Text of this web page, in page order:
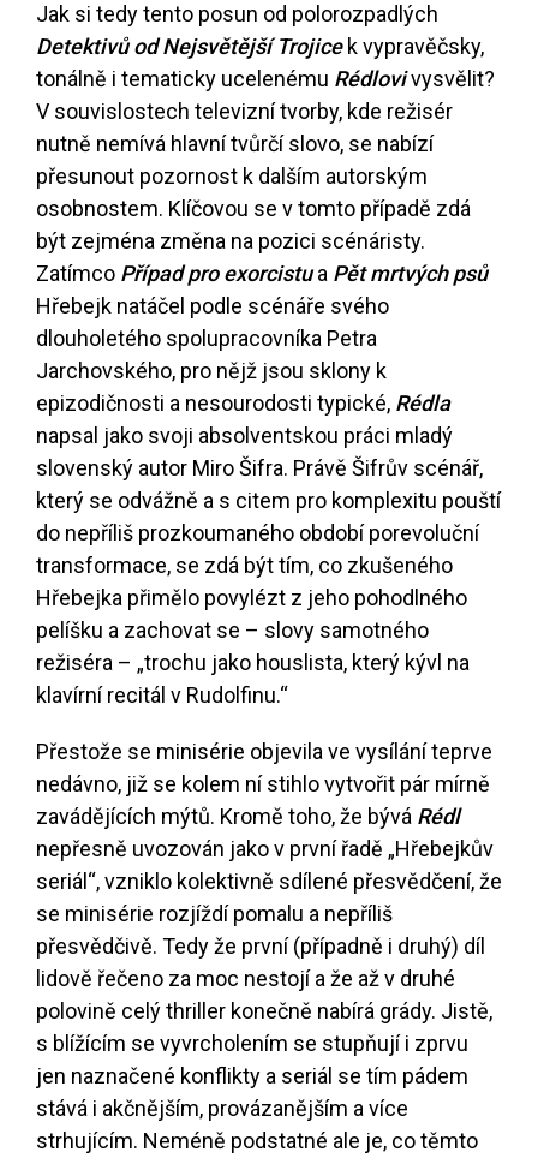
Jak si tedy tento posun od polorozpadlých
Detektivů od Nejsvětější Trojicek vypravěčsky,
tonálně i tematicky ucelenému Rédlovivysvělit?
V souvislostech televizní tvorby, kde režisér
nutně nemívá hlavní tvůrčí slovo, se nabízí
přesunout pozornost k dalším autorským
osobnostem. Klíčovou se v tomto případě zdá
být zejména změna na pozici scénáristy.
Zatímco Případ pro exorcistua Pět mrtvých psů
Hřebejk natáčel podle scénáře svého
dlouholetého spolupracovníka Petra
Jarchovského, pro nějž jsou sklony k
epizodičnosti a nesourodosti typické, Rédla
napsal jako svoji absolventskou práci mladý
slovenský autor Miro Šifra. Právě Šifrův scénář,
který se odvážně a s citem pro komplexitu pouští
do nepříliš prozkoumaného období porevoluční
transformace, se zdá být tím, co zkušeného
Hřebejka přimělo povylézt z jeho pohodlného
pelíšku a zachovat se – slovy samotného
režiséra – „trochu jako houslista, který kývl na
klavírní recitál v Rudolfinu.“
Přestože se minisérie objevila ve vysílání teprve
nedávno, již se kolem ní stihlo vytvořit pár mírně
zavádějících mýtů. Kromě toho, že bývá Rédl
nepřesně uvozován jako v první řadě „Hřebejkův
seriál“, vzniklo kolektivně sdílené přesvědčení, že
se minisérie rozjíždí pomalu a nepříliš
přesvědčivě. Tedy že první (případně i druhý) díl
lidově řečeno za moc nestojí a že až v druhé
polovině celý thriller konečně nabírá grády. Jistě,
s blížícím se vyvrcholením se stupňují i zprvu
jen naznačené konflikty a seriál se tím pádem
stává i akčnějším, provázanějším a více
strhujícím. Neméně podstatné ale je, co těmto